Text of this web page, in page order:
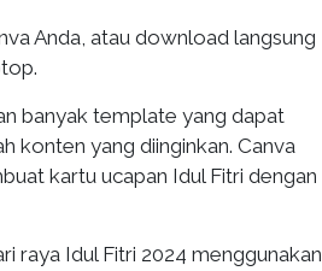
Anda, atau download langsung
banyak template yang dapat
konten yang diinginkan. Canva
kartu ucapan Idul Fitri dengan
raya Idul Fitri 2024 menggunakan